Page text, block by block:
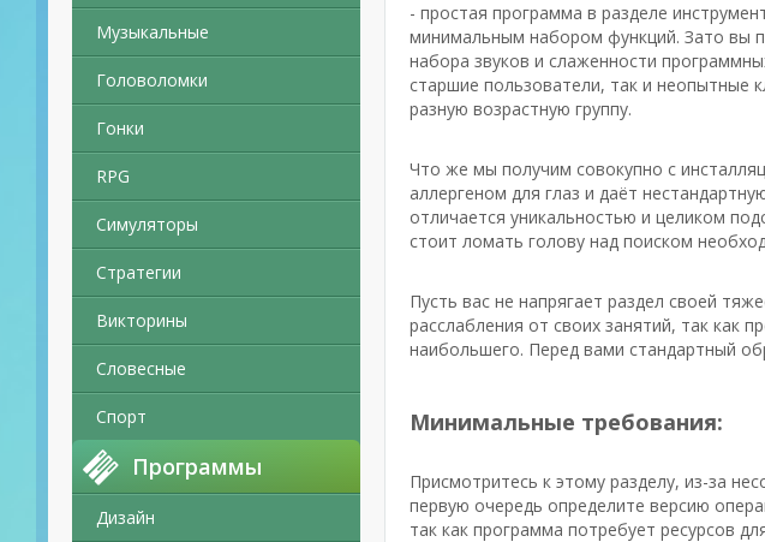
Музыкальные
Головоломки
Гонки
RPG
Симуляторы
Стратегии
Викторины
Словесные
Спорт
Программы
Дизайн
- простая программа в разделе
минимальным набором функций. Зато вы
набора звуков и слаженности
старшие пользователи, так и неопытные
разную возрастную группу.
Что же мы получим совокупно с
аллергеном для глаз и даёт
отличается уникальностью и целиком
стоит ломать голову над поиском
Пусть вас не напрягает раздел своей
расслабления от своих занятий, так как
наибольшего. Перед вами стандартный
Минимальные требования:
Присмотритесь к этому разделу, из-за
первую очередь определите версию
так как программа потребует ресурсов